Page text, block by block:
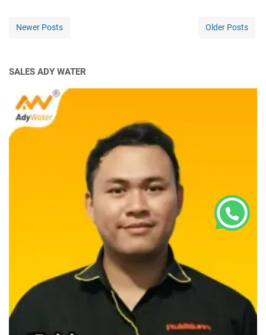
Newer Posts Older Posts
SALES ADY WATER